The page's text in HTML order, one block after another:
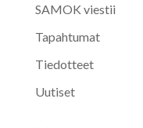
SAMOK viestii
Tapahtumat
Tiedotteet
Uutiset